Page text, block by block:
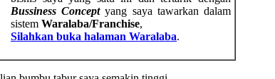
Bussiness Conceptyang saya tawarkan dalam
sistem Waralaba/Franchise,
Silahkan buka halaman Waralaba.